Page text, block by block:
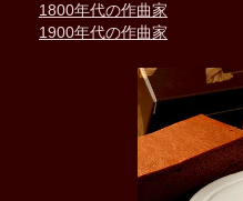
1800年代の作曲家
1900年代の作曲家